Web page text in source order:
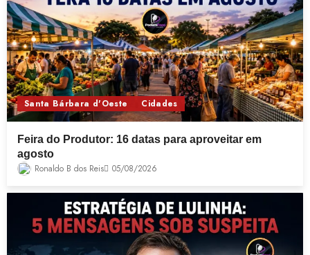
Santa Bárbara d'Oeste Cidades
Feira do Produtor: 16 datas para aproveitar em
agosto
Ronaldo B dos Reis 05/08/2026